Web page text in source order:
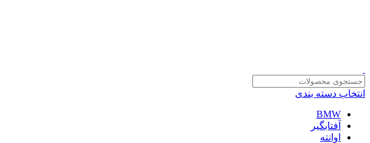
انتخاب دسته بندی
BMW
آفتابگیر
اوانته